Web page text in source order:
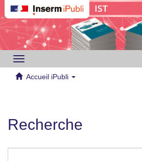
Toggle
navigation
Accueil iPubli
Recherche